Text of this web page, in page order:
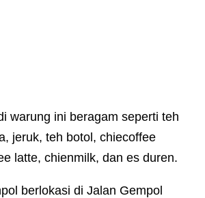
warung ini beragam seperti teh
jeruk, teh botol, chiecoffee
latte, chienmilk, dan es duren.
berlokasi di Jalan Gempol